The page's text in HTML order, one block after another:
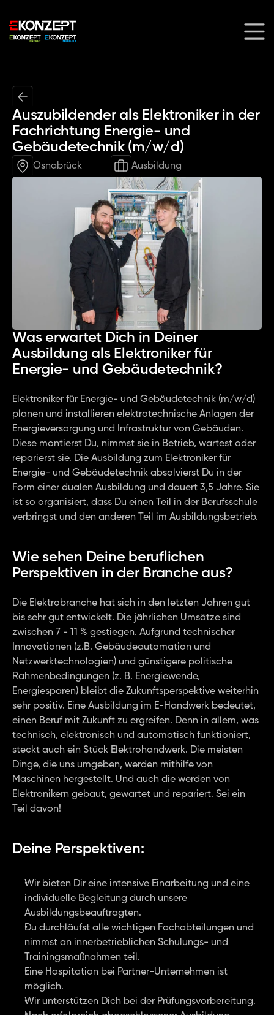
Auszubildender als Elektroniker in der
Fachrichtung Energie- und
Gebäudetechnik (m/w/d)
Osnabrück Ausbildung
Was erwartet Dich in Deiner
Ausbildung als Elektroniker für
Energie- und Gebäudetechnik?
Elektroniker für Energie- und Gebäudetechnik (m/w/d)
planen und installieren elektrotechnische Anlagen der
Energieversorgung und Infrastruktur von Gebäuden.
Diese montierst Du, nimmst sie in Betrieb, wartest oder
reparierst sie. Die Ausbildung zum Elektroniker für
Energie- und Gebäudetechnik absolvierst Du in der
Form einer dualen Ausbildung und dauert 3,5 Jahre. Sie
ist so organisiert, dass Du einen Teil in der Berufsschule
verbringst und den anderen Teil im Ausbildungsbetrieb.
Wie sehen Deine beruflichen
Perspektiven in der Branche aus?
Die Elektrobranche hat sich in den letzten Jahren gut
bis sehr gut entwickelt. Die jährlichen Umsätze sind
zwischen 7 - 11 % gestiegen. Aufgrund technischer
Innovationen (z.B. Gebäudeautomation und
Netzwerktechnologien) und günstigere politische
Rahmenbedingungen (z. B. Energiewende,
Energiesparen) bleibt die Zukunftsperspektive weiterhin
sehr positiv. Eine Ausbildung im E-Handwerk bedeutet,
einen Beruf mit Zukunft zu ergreifen. Denn in allem, was
technisch, elektronisch und automatisch funktioniert,
steckt auch ein Stück Elektrohandwerk. Die meisten
Dinge, die uns umgeben, werden mithilfe von
Maschinen hergestellt. Und auch die werden von
Elektronikern gebaut, gewartet und repariert. Sei ein
Teil davon!
Deine Perspektiven:
Wir bieten Dir eine intensive Einarbeitung und eine
individuelle Begleitung durch unsere
Ausbildungsbeauftragten.
Du durchläufst alle wichtigen Fachabteilungen und
nimmst an innerbetrieblichen Schulungs- und
Trainingsmaßnahmen teil.
Eine Hospitation bei Partner-Unternehmen ist
möglich.
Wir unterstützen Dich bei der Prüfungsvorbereitung.